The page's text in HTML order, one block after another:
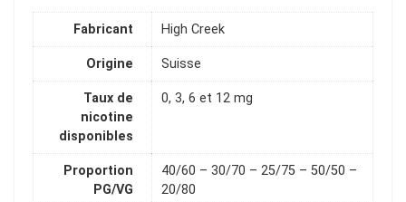
Fabricant High Creek
Origine Suisse
Taux de
nicotine
disponibles
0, 3, 6 et 12 mg
Proportion
PG/VG
40/60 – 30/70 – 25/75 – 50/50 –
20/80